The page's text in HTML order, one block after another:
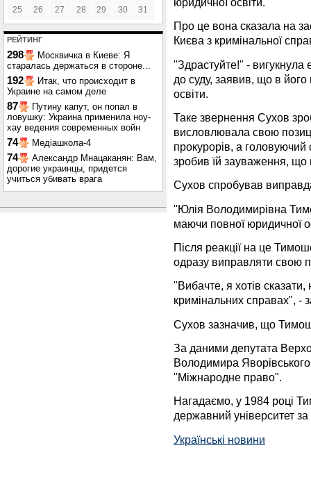
25 26 27 28 29 30 31
РЕЙТИНГ
298
Москвичка в Киеве: Я
старалась держаться в стороне...
192
Итак, что происходит в
Украине на самом деле
87
Путину капут, он попал в
ловушку: Украина применила ноу-
хау ведения современных войн
74 Медіашкола-4
74
Александр Мнацаканян: Вам,
дорогие украинцы, придется
учиться убивать врага
Про це вона сказала на
Києва з кримінальної
"Здрастуйте!" - вигукнула
до суду, заявив, що в його
освіти.
Таке звернення Сухов
висловлювала свою
прокурорів, а головуючий
зробив їй зауваження, що
Сухов спробував
"Юлія Володимирівна
маючи повної юридичної
Після реакції на це
одразу виправляти свою
"Вибачте, я хотів
кримінальних справах", -
Сухов зазначив, що
За даними депутата
Володимира
"Міжнародне право".
Нагадаємо, у 1984 році
державний університет
Українські новини